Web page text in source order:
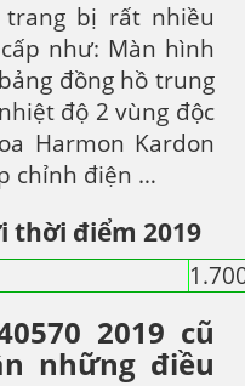
trang bị rất nhiều
như: Màn hình
đồng hồ trung
độ 2 vùng độc
Harmon Kardon
chỉnh điện …
thời điểm 2019
2019 cũ
những điều